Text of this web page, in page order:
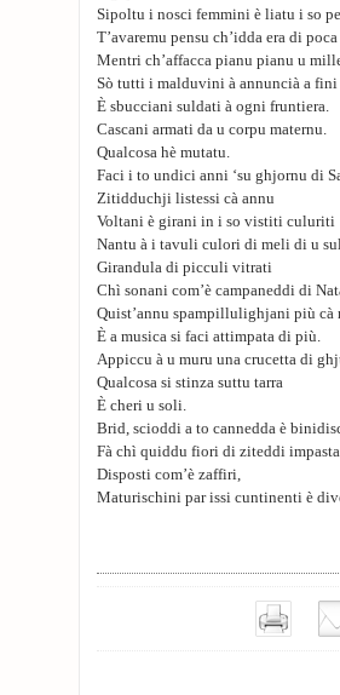
Sipoltu i nosci femmini è liatu i so
T’avaremu pensu ch’idda era di
Mentri ch’affacca pianu pianu u
Sò tutti i malduvini à annuncià a
È sbucciani suldati à ogni fruntiera.
Cascani armati da u corpu maternu.
Qualcosa hè mutatu.
Faci i to undici anni ‘su ghjornu di
Zitidduchji listessi cà annu
Voltani è girani in i so vistiti culuriti
Nantu à i tavuli culori di meli di u
Girandula di picculi vitrati
Chì sonani com’è campaneddi di
Quist’annu spampillulighjani più cà
È a musica si faci attimpata di più.
Appiccu à u muru una crucetta di
Qualcosa si stinza suttu tarra
È cheri u soli.
Brid, scioddi a to cannedda è
Fà chì quiddu fiori di ziteddi
Disposti com’è zaffiri,
Maturischini par issi cuntinenti è